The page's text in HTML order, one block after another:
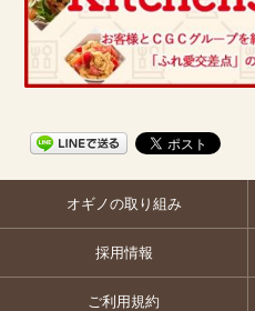
オギノの取り組み
採用情報
ご利用規約